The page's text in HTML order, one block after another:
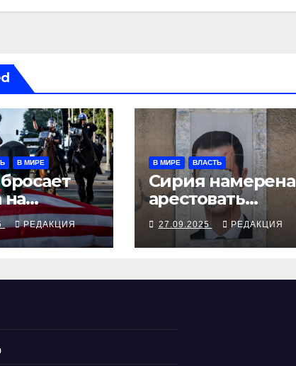
В МИРЕ
на
РЕДАКЦИЯ
В МИРЕ ВЛАСТЬ
Сирия намерена
арестовать
бежавшего в
Москву экс-
диктатора
27.09.2025 РЕДАКЦИЯ